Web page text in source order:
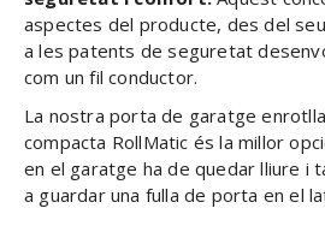
aspectes del producte, des del
a les patents de seguretat
com un fil conductor.
La nostra porta de garatge
compacta RollMatic és la millor
en el garatge ha de quedar lliure i
a guardar una fulla de porta en el